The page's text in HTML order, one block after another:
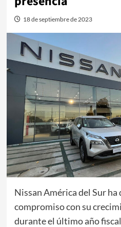
18 de septiembre de 2023
Nissan América del Sur
compromiso con su
durante el último año